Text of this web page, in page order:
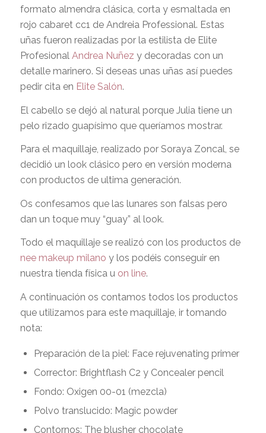
formato almendra clásica, corta y esmaltada en
rojo cabaret cc1 de Andreia Professional. Estas
uñas fueron realizadas por la estilista de Elite
Profesional Andrea Nuñez y decoradas con un
detalle marinero. Si deseas unas uñas así puedes
pedir cita en Elite Salón.
El cabello se dejó al natural porque Julia tiene un
pelo rizado guapísimo que queríamos mostrar.
Para el maquillaje, realizado por Soraya Zoncal, se
decidió un look clásico pero en versión moderna
con productos de ultima generación.
Os confesamos que las lunares son falsas pero
dan un toque muy “guay” al look.
Todo el maquillaje se realizó con los productos de
nee makeup milano y los podéis conseguir en
nuestra tienda física u on line.
A continuación os contamos todos los productos
que utilizamos para este maquillaje, ir tomando
nota:
Preparación de la piel: Face rejuvenating primer
Corrector: Brightflash C2 y Concealer pencil
Fondo: Oxigen 00-01 (mezcla)
Polvo translucido: Magic powder
Contornos: The blusher chocolate